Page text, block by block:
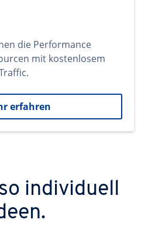
die Performance
mit kostenlosem
erfahren
individuell